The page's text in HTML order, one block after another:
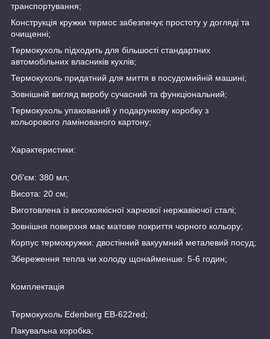
транспортування;
Конструкція кружки термос забезпечує простоту у догляді та
очищенні;
Термокухоль підходить для більшості стандартних
автомобільних власників кухлів;
Термокухоль придатний для миття в посудомийній машині;
Зовнішній вигляд виробу сучасний та функціональний;
Термокухоль упакований у подарункову коробку з
кольорового ламінованого картону;
Характеристики:
Об'єм: 380 мл;
Висота: 20 см;
Виготовлена із високоякісної харчової нержавіючої сталі;
Зовнішня поверхня має матове покриття чорного кольору;
Корпус термокружки: двостінний вакуумний металевий посуд;
Збереження тепла чи холоду щонайменше: 5-6 годин;
Комплектація
Термокухоль Edenberg EB-622red;
Пакувальна коробка;